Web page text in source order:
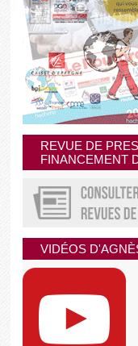
REVUE DE
FINANCEMENT
VIDÉOS